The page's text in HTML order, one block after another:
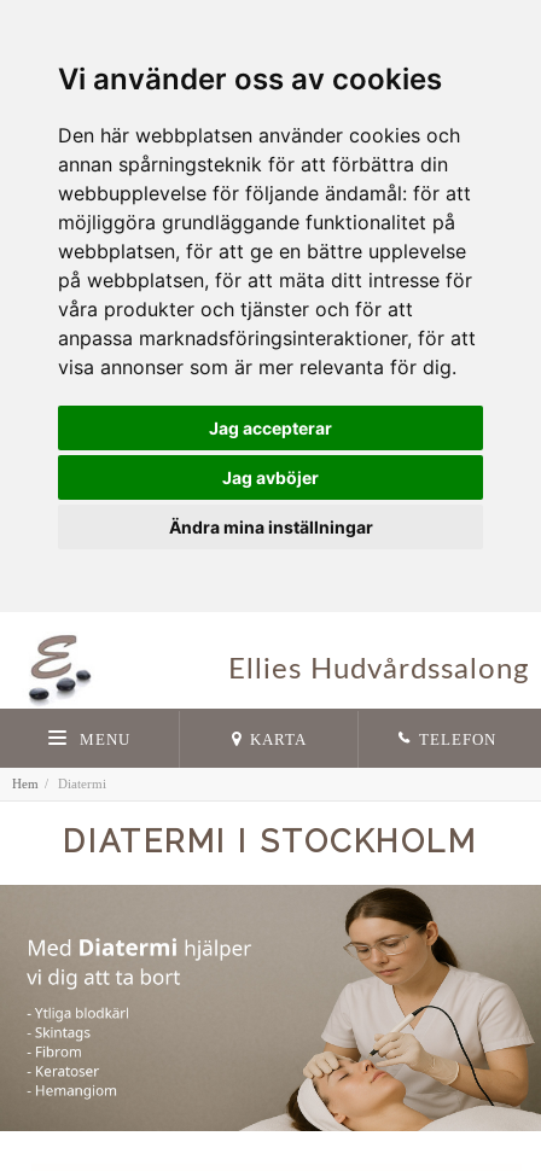
Vi använder oss av cookies
Den här webbplatsen använder cookies och
annan spårningsteknik för att förbättra din
webbupplevelse för följande ändamål: för att
möjliggöra grundläggande funktionalitet på
webbplatsen, för att ge en bättre upplevelse
på webbplatsen, för att mäta ditt intresse för
våra produkter och tjänster och för att
anpassa marknadsföringsinteraktioner, för att
visa annonser som är mer relevanta för dig.
Jag accepterar
Jag avböjer
Ändra mina inställningar
Ellies Hudvårdssalong
MENU KARTA TELEFON
Hem Diatermi
DIATERMI I STOCKHOLM